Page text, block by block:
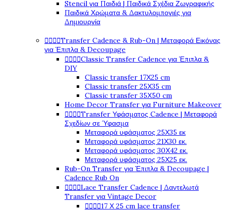
Stencil για Παιδιά | Παιδικά Σχέδια Ζωγραφικής
Παιδικά Χρώματα & Δακτυλομπογιές για
Δημιουργία
Transfer Cadence & Rub-On | Μεταφορά Εικόνας
για Έπιπλα & Decoupage
Classic Transfer Cadence για Έπιπλα &
DIY
Classic transfer 17Χ25 cm
Classic transfer 25Χ35 cm
Classic transfer 35Χ50 cm
Home Decor Transfer για Furniture Makeover
Transfer Υφάσματος Cadence | Μεταφορά
Σχεδίων σε Ύφασμα
Μεταφορά υφάσματος 25Χ35 εκ
Μεταφορά υφάσματος 21Χ30 εκ.
Μεταφορά υφάσματος 30Χ42 εκ.
Μεταφορά υφάσματος 25Χ25 εκ.
Rub-On Transfer για Έπιπλα & Decoupage |
Cadence Rub On
Lace Transfer Cadence | Δαντελωτά
Transfer για Vintage Decor
17 Χ 25 cm lace transfer